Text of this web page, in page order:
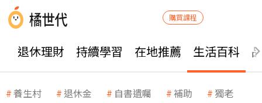
購買課程
退休理財 持續學習 在地推薦 生活百科
養生村 退休金 自書遺囑 補助 獨老